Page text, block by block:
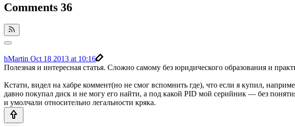
Comments 36
hMartin Oct 18 2013 at 10:16
Полезная и интересная статья. Сложно самому без юридического образования и
Кстати, видел на хабре коммент(но не смог вспомнить где), что если я купил,
давно покупал диск и не могу его найти, а под какой PID мой серийник — без
и умолчали относительно легальности кряка.